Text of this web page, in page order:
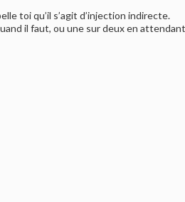
toi qu’il s’agit d’injection indirecte.
il faut, ou une sur deux en attendant